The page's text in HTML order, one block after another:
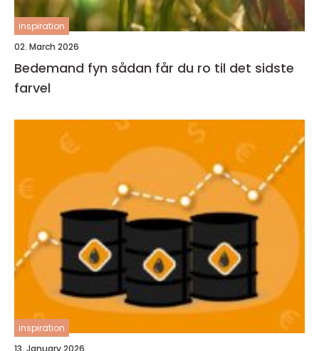
inspiration
02. March 2026
Bedemand fyn sådan får du ro til det sidste
farvel
inspiration
13. January 2026